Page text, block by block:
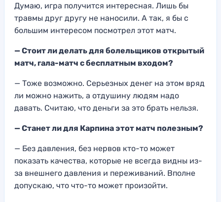
Думаю, игра получится интересная. Лишь бы
травмы друг другу не наносили. А так, я бы с
большим интересом посмотрел этот матч.
— Стоит ли делать для болельщиков открытый
матч, гала-матч с бесплатным входом?
— Тоже возможно. Серьезных денег на этом вряд
ли можно нажить, а отдушину людям надо
давать. Считаю, что деньги за это брать нельзя.
— Станет ли для Карпина этот матч полезным?
— Без давления, без нервов кто-то может
показать качества, которые не всегда видны из-
за внешнего давления и переживаний. Вполне
допускаю, что что-то может произойти.